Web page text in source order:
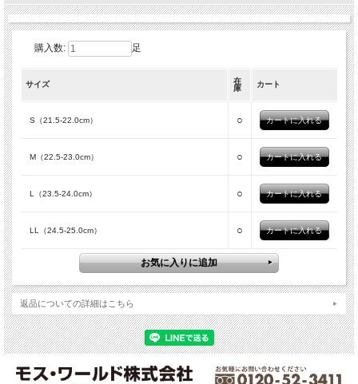
購入数: 足
サイズ
在
庫
カート
S（21.5-22.0cm） ○
M（22.5-23.0cm） ○
L（23.5-24.0cm） ○
LL（24.5-25.0cm） ○
返品についての詳細はこちら